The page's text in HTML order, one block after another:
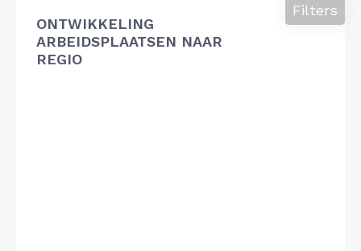
ONTWIKKELING
ARBEIDSPLAATSEN NAAR
REGIO
Filters